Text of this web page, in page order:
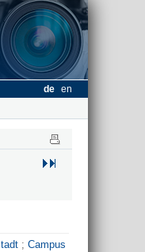
de en
; Campus